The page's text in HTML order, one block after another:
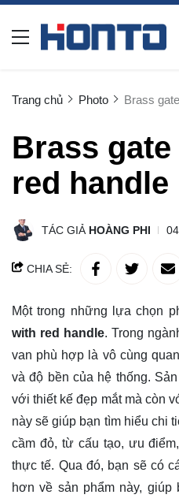
Trang chủ Photo Brass
Brass
red handle
TÁC GIẢ HOÀNG PHI
CHIA SẺ:
Một trong những lựa chọn
with red handle. Trong
van phù hợp là vô cùng
và độ bền của hệ thống.
với thiết kế đẹp mắt mà còn
này sẽ giúp bạn tìm hiểu chi
cầm đỏ, từ cấu tạo, ưu
thực tế. Qua đó, bạn sẽ có
hơn về sản phẩm này,